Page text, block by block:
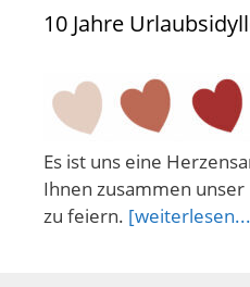
10 Jahre
Es ist uns eine
Ihnen zusammen unser
zu feiern.